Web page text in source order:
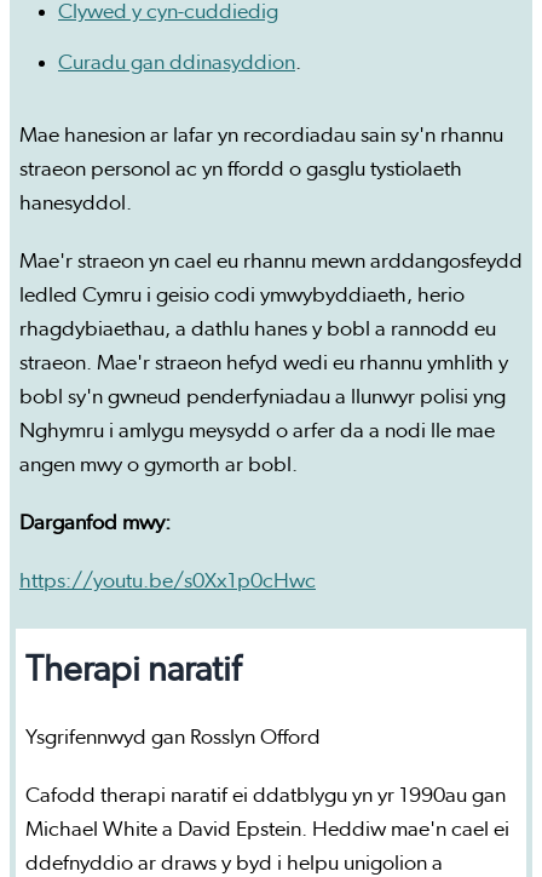
Clywed y cyn-cuddiedig
Curadu gan ddinasyddion.
Mae hanesion ar lafar yn recordiadau sain sy'n rhannu
straeon personol ac yn ffordd o gasglu tystiolaeth
hanesyddol.
Mae'r straeon yn cael eu rhannu mewn arddangosfeydd
ledled Cymru i geisio codi ymwybyddiaeth, herio
rhagdybiaethau, a dathlu hanes y bobl a rannodd eu
straeon. Mae'r straeon hefyd wedi eu rhannu ymhlith y
bobl sy'n gwneud penderfyniadau a llunwyr polisi yng
Nghymru i amlygu meysydd o arfer da a nodi lle mae
angen mwy o gymorth ar bobl.
Darganfod mwy:
https://youtu.be/s0Xx1p0cHwc
Therapi naratif
Ysgrifennwyd gan Rosslyn Offord
Cafodd therapi naratif ei ddatblygu yn yr 1990au gan
Michael White a David Epstein. Heddiw mae'n cael ei
ddefnyddio ar draws y byd i helpu unigolion a